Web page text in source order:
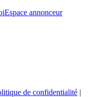
Espace annonceur
de confidentialité |